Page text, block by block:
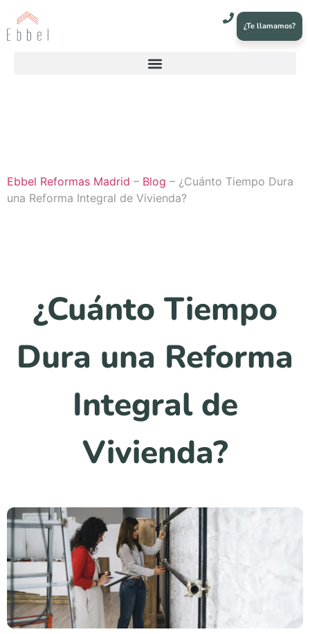
¿Te llamamos?
Ebbel Reformas Madrid – Blog – ¿Cuánto Tiempo Dura
una Reforma Integral de Vivienda?
¿Cuánto Tiempo
Dura una Reforma
Integral de
Vivienda?